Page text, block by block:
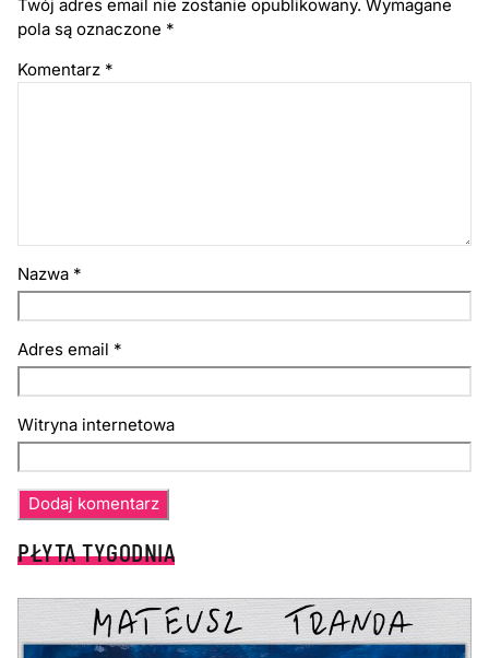
Twój adres email nie zostanie opublikowany. Wymagane
pola są oznaczone *
Komentarz *
Nazwa *
Adres email *
Witryna internetowa
PŁYTA TYGODNIA